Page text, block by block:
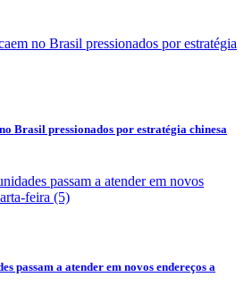
Brasil pressionados por estratégia chinesa
passam a atender em novos endereços a